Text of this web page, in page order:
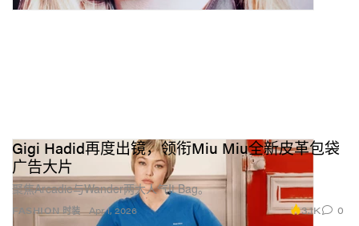
FASHION 时装
Gigi Hadid再度出镜，领衔Miu Miu全新皮革包袋
广告大片
聚焦Arcadie与Wander两大人气It Bag。
Apr 1, 2026 3.1K 0